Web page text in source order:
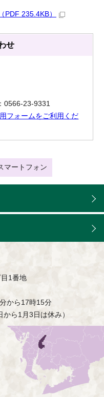
PDF 235.4KB）
せ
0566-23-9331
フォームをご利用くだ
マートフォン
1番地
から17時15分
ら1月3日は休み）